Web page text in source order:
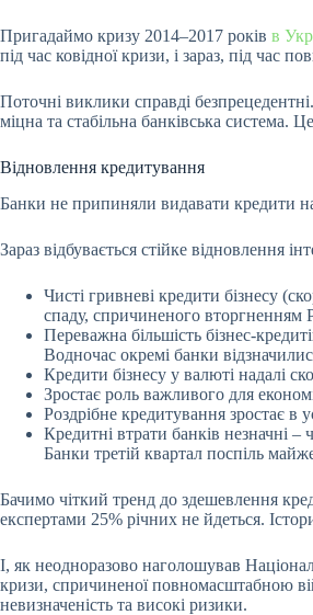
Пригадаймо кризу 2014–2017 років в
під час ковідної кризи, і зараз, під час
Поточні виклики справді
міцна та стабільна банківська система.
Відновлення кредитування
Банки не припиняли видавати кредити
Зараз відбувається стійке відновлення
Чисті гривневі кредити бізнесу
спаду, спричиненого вторгненням
Переважна більшість бізнес-
Водночас окремі банки
Кредити бізнесу у валюті надалі
Зростає роль важливого для
Роздрібне кредитування зростає в
Кредитні втрати банків незначні
Банки третій квартал поспіль
Бачимо чіткий тренд до здешевлення
експертами 25% річних не йдеться.
І, як неодноразово наголошував
кризи, спричиненої повномасштабною
невизначеність та високі ризики.